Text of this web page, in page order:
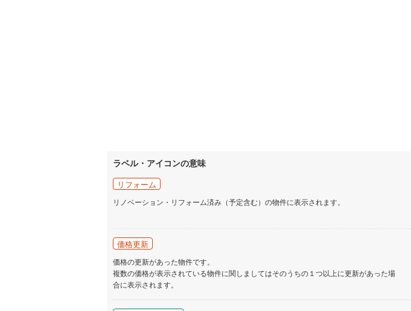
ラベル・アイコンの意味
リフォーム
リノベーション・リフォーム済み（予定含む）の物件に表示されます。
価格更新
価格の更新があった物件です。
複数の価格が表示されている物件に関しましてはそのうちの１つ以上に更新があった場
合に表示されます。